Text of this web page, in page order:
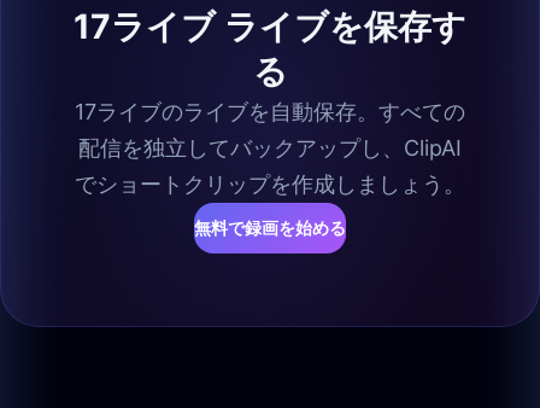
17ライブ ライブを保存す
る
17ライブのライブを自動保存。すべての
配信を独立してバックアップし、ClipAI
でショートクリップを作成しましょう。
無料で録画を始める